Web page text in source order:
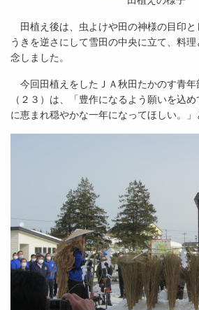
田植え後は、虫よけや田の神様の目印と
うきを逆さにして雪田の中央に立て、料
念しました。
今回田植えをしたＪＡ秋田たかのす青年
（２３）は、「豊作になるよう願いを込
に恵まれ穏やかな一年になってほしい。」